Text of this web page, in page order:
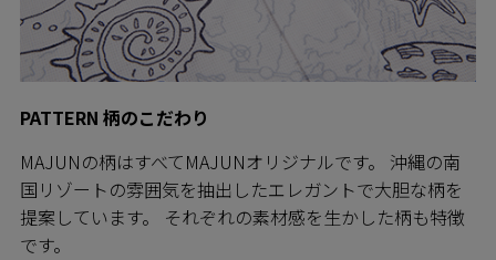
PATTERN 柄のこだわり
MAJUNの柄はすべてMAJUNオリジナルです。 沖縄の南
国リゾートの雰囲気を抽出したエレガントで大胆な柄を
提案しています。 それぞれの素材感を生かした柄も特徴
です。